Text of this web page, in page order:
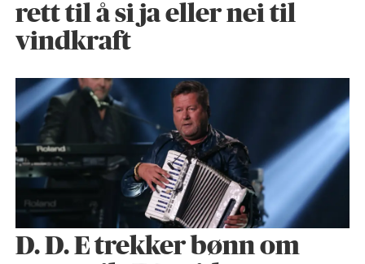
rett til å si ja eller nei til
vindkraft
D. D. E trekker bønn om